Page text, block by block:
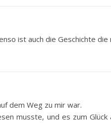
ist auch die Geschichte die
dem Weg zu mir war.
musste, und es zum Glück